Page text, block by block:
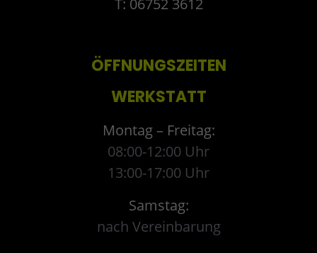
T: 06752 3612
ÖFFNUNGSZEITEN
WERKSTATT
Montag – Freitag:
08:00-12:00 Uhr
13:00-17:00 Uhr
Samstag:
nach Vereinbarung